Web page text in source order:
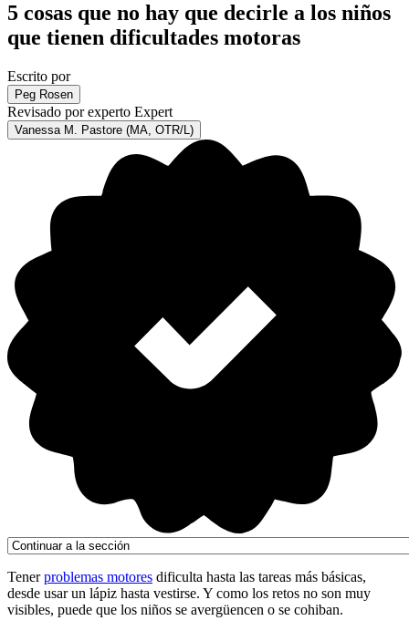
5 cosas que no hay que decirle a los niños
que tienen dificultades motoras
Escrito por
Peg Rosen
Revisado por experto Expert
Vanessa M. Pastore (MA, OTR/L)
Tenerproblemas motores dificulta hasta las tareas más básicas,
desde usar un lápiz hasta vestirse. Y como los retos no son muy
visibles, puede que los niños se avergüencen o se cohiban.